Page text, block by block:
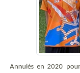
Annulés en 2020